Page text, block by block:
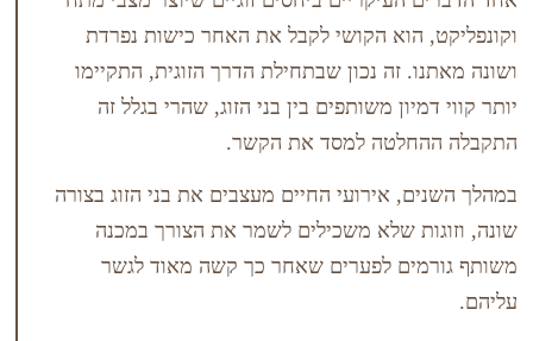
הקושי לקבל את האחר כישות נפרדת
זה נכון שבתחילת הדרך הזוגית, התקיימו
משותפים בין בני הזוג, שהרי בגלל זה
למסד את הקשר.
אירועי החיים מעצבים את בני הזוג בצורה
שלא משכילים לשמר את הצורך במכנה
לפערים שאחר כך קשה מאוד לגשר